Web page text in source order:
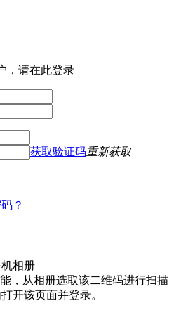
，请在此登录
获取验证码重新获取
？
相册
，从相册选取该二维码进行扫描
开该页面并登录。